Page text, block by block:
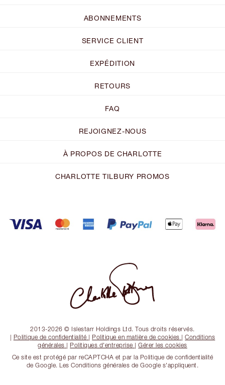
ABONNEMENTS
SERVICE CLIENT
EXPÉDITION
RETOURS
FAQ
REJOIGNEZ-NOUS
À PROPOS DE CHARLOTTE
CHARLOTTE TILBURY PROMOS
2013-2026 © Islestarr Holdings Ltd. Tous droits réservés.
| Politique de confidentialité |Politique en matière de cookies |Conditions
générales |Politiques d'entreprise |Gérer les cookies
Ce site est protégé par reCAPTCHA et par la Politique de confidentialité
de Google. Les Conditions générales de Google s'appliquent.